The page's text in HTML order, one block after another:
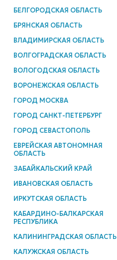
БЕЛГОРОДСКАЯ ОБЛАСТЬ
БРЯНСКАЯ ОБЛАСТЬ
ВЛАДИМИРСКАЯ ОБЛАСТЬ
ВОЛГОГРАДСКАЯ ОБЛАСТЬ
ВОЛОГОДСКАЯ ОБЛАСТЬ
ВОРОНЕЖСКАЯ ОБЛАСТЬ
ГОРОД МОСКВА
ГОРОД САНКТ-ПЕТЕРБУРГ
ГОРОД СЕВАСТОПОЛЬ
ЕВРЕЙСКАЯ АВТОНОМНАЯ
ОБЛАСТЬ
ЗАБАЙКАЛЬСКИЙ КРАЙ
ИВАНОВСКАЯ ОБЛАСТЬ
ИРКУТСКАЯ ОБЛАСТЬ
КАБАРДИНО-БАЛКАРСКАЯ
РЕСПУБЛИКА
КАЛИНИНГРАДСКАЯ ОБЛАСТЬ
КАЛУЖСКАЯ ОБЛАСТЬ